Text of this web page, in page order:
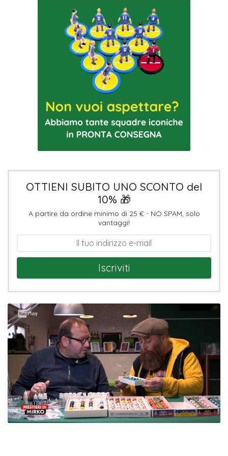
OTTIENI SUBITO UNO SCONTO del
10% 🎁
A partire da ordine minimo di 25 € - NO SPAM, solo
vantaggi!
Iscriviti